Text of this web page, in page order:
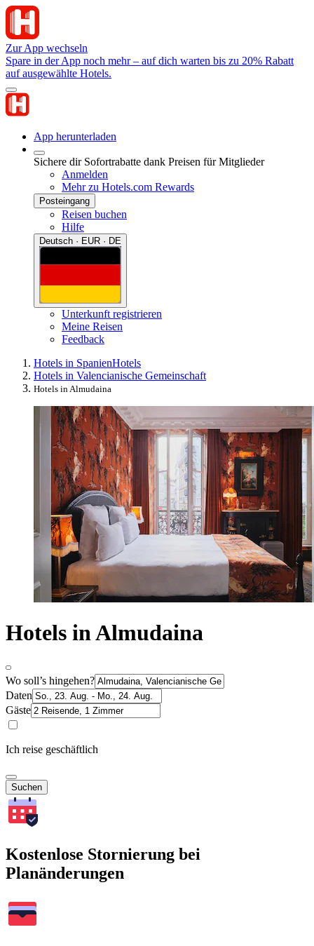
Zur App wechseln
Spare in der App noch mehr – auf dich warten bis zu 20% Rabatt
auf ausgewählte Hotels.
App herunterladen
Sichere dir Sofortrabatte dank Preisen für Mitglieder
Anmelden
Mehr zu Hotels.com Rewards
Posteingang
Reisen buchen
Hilfe
Deutsch · EUR · DE
Unterkunft registrieren
Meine Reisen
Feedback
Hotels in SpanienHotels
Hotels in Valencianische Gemeinschaft
Hotels in Almudaina
Hotels in Almudaina
Wo soll’s hingehen?
Daten
Gäste
Ich reise geschäftlich
Suchen
Kostenlose Stornierung bei
Planänderungen